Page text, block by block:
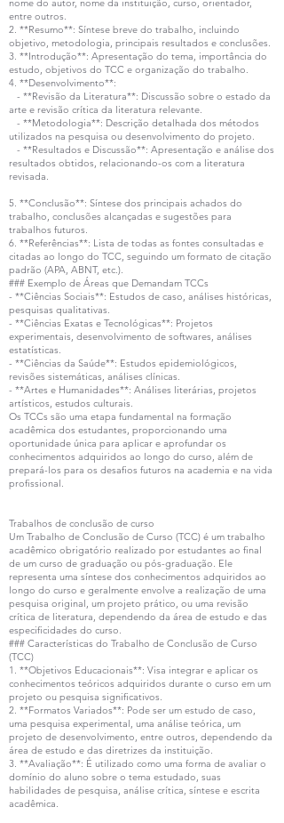
nome do autor, nome da instituição, curso, orientador,
entre outros.
2. **Resumo**: Síntese breve do trabalho, incluindo
objetivo, metodologia, principais resultados e conclusões.
3. **Introdução**: Apresentação do tema, importância do
estudo, objetivos do TCC e organização do trabalho.
4. **Desenvolvimento**:
- **Revisão da Literatura**: Discussão sobre o estado da
arte e revisão crítica da literatura relevante.
- **Metodologia**: Descrição detalhada dos métodos
utilizados na pesquisa ou desenvolvimento do projeto.
- **Resultados e Discussão**: Apresentação e análise dos
resultados obtidos, relacionando-os com a literatura
revisada.
5. **Conclusão**: Síntese dos principais achados do
trabalho, conclusões alcançadas e sugestões para
trabalhos futuros.
6. **Referências**: Lista de todas as fontes consultadas e
citadas ao longo do TCC, seguindo um formato de citação
padrão (APA, ABNT, etc.).
### Exemplo de Áreas que Demandam TCCs
- **Ciências Sociais**: Estudos de caso, análises históricas,
pesquisas qualitativas.
- **Ciências Exatas e Tecnológicas**: Projetos
experimentais, desenvolvimento de softwares, análises
estatísticas.
- **Ciências da Saúde**: Estudos epidemiológicos,
revisões sistemáticas, análises clínicas.
- **Artes e Humanidades**: Análises literárias, projetos
artísticos, estudos culturais.
Os TCCs são uma etapa fundamental na formação
acadêmica dos estudantes, proporcionando uma
oportunidade única para aplicar e aprofundar os
conhecimentos adquiridos ao longo do curso, além de
prepará-los para os desafios futuros na academia e na vida
profissional.
Trabalhos de conclusão de curso
Um Trabalho de Conclusão de Curso (TCC) é um trabalho
acadêmico obrigatório realizado por estudantes ao final
de um curso de graduação ou pós-graduação. Ele
representa uma síntese dos conhecimentos adquiridos ao
longo do curso e geralmente envolve a realização de uma
pesquisa original, um projeto prático, ou uma revisão
crítica de literatura, dependendo da área de estudo e das
especificidades do curso.
### Características do Trabalho de Conclusão de Curso
(TCC)
1. **Objetivos Educacionais**: Visa integrar e aplicar os
conhecimentos teóricos adquiridos durante o curso em um
projeto ou pesquisa significativos.
2. **Formatos Variados**: Pode ser um estudo de caso,
uma pesquisa experimental, uma análise teórica, um
projeto de desenvolvimento, entre outros, dependendo da
área de estudo e das diretrizes da instituição.
3. **Avaliação**: É utilizado como uma forma de avaliar o
domínio do aluno sobre o tema estudado, suas
habilidades de pesquisa, análise crítica, síntese e escrita
acadêmica.